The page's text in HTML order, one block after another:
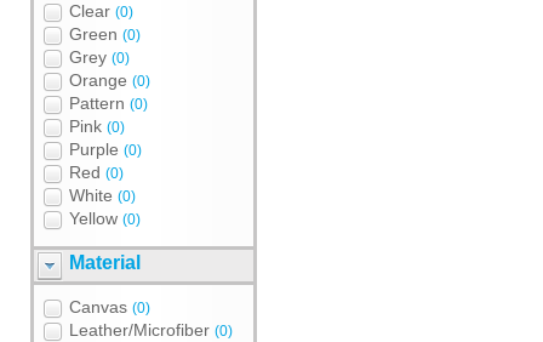
Clear (0)
Green (0)
Grey (0)
Orange (0)
Pattern (0)
Pink (0)
Purple (0)
Red (0)
White (0)
Yellow (0)
Material
Canvas (0)
Leather/Microfiber (0)